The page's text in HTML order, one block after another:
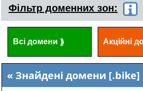
Фільтр доменних зон:
Всі домени ⟫ Акційні
Знайдені домени [.bike]